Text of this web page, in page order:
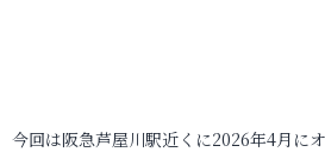
今回は阪急芦屋川駅近くに2026年4月に